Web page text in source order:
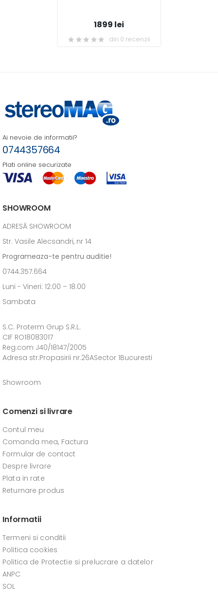
1899 lei
din 0 recenzii
Ai nevoie de informatii?
0744357664
Plati online securizate
SHOWROOM
ADRESĂ SHOWROOM
Str. Vasile Alecsandri, nr 14
Programeaza-te pentru auditie!
0744.357.664
Luni - Vineri: 12:00 – 18.00
Sambata
S.C. Proterm Grup S.R.L.
CIF RO18083017
Reg.com J40/18147/2005
Adresa str.Propasirii nr.26ASector 1Bucuresti
Showroom
Comenzi si livrare
Contul meu
Comanda mea, Factura
Formular de contact
Despre livrare
Plata in rate
Returnare produs
Informatii
Termeni si conditii
Politica cookies
Politica de Protectie si prelucrare a datelor
ANPC
SOL